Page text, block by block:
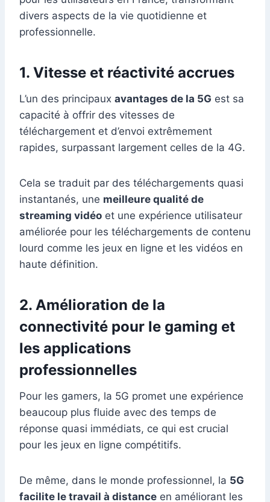
divers aspects de la vie quotidienne et
professionnelle.
1. Vitesse et réactivité accrues
L’un des principaux avantages de la 5G est sa
capacité à offrir des vitesses de
téléchargement et d’envoi extrêmement
rapides, surpassant largement celles de la 4G.
Cela se traduit par des téléchargements quasi
instantanés, une meilleure qualité de
streaming vidéo et une expérience utilisateur
améliorée pour les téléchargements de contenu
lourd comme les jeux en ligne et les vidéos en
haute définition.
2. Amélioration de la
connectivité pour le gaming et
les applications
professionnelles
Pour les gamers, la 5G promet une expérience
beaucoup plus fluide avec des temps de
réponse quasi immédiats, ce qui est crucial
pour les jeux en ligne compétitifs.
De même, dans le monde professionnel, la 5G
facilite le travail à distance en améliorant les